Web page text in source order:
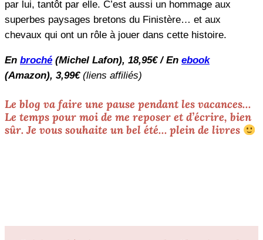
par lui, tantôt par elle. C’est aussi un hommage aux
superbes paysages bretons du Finistère… et aux
chevaux qui ont un rôle à jouer dans cette histoire.
En broché (Michel Lafon), 18,95€ / En ebook
(Amazon), 3,99€(liens affiliés)
Le blog va faire une pause pendant les vacances…
Le temps pour moi de me reposer et d’écrire, bien
sûr. Je vous souhaite un bel été… plein de livres